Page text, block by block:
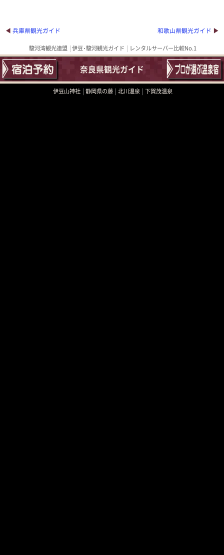
兵庫県観光ガイド 和歌山県観光ガイド
駿河湾観光連盟 伊豆･駿河観光ガイド レンタルサーバー比較No.1
奈良県観光ガイド
伊豆山神社 静岡県の藤 北川温泉 下賀茂温泉